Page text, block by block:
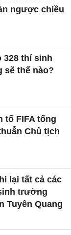
ngược chiều
328 thí sinh
sẽ thế nào?
tố FIFA tống
Chủ tịch
lại tất cả các
trường
Tuyên Quang